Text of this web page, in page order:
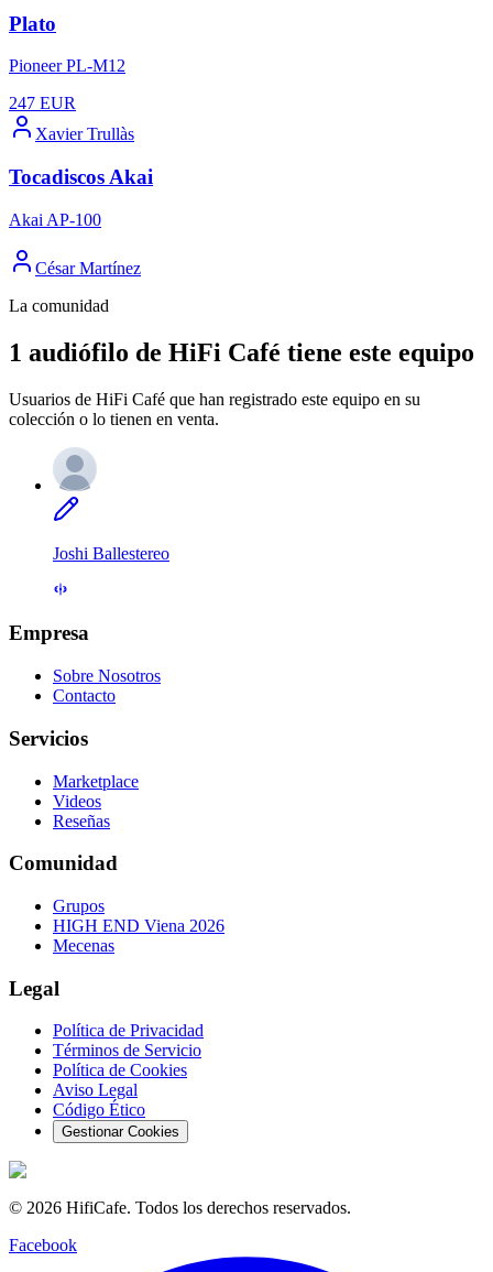
Plato
Pioneer PL-M12
247 EUR
Xavier Trullàs
Tocadiscos Akai
Akai AP-100
César Martínez
La comunidad
1 audiófilo de HiFi Café tiene este equipo
Usuarios de HiFi Café que han registrado este equipo en su
colección o lo tienen en venta.
Joshi Ballestereo
Empresa
Sobre Nosotros
Contacto
Servicios
Marketplace
Videos
Reseñas
Comunidad
Grupos
HIGH END Viena 2026
Mecenas
Legal
Política de Privacidad
Términos de Servicio
Política de Cookies
Aviso Legal
Código Ético
Gestionar Cookies
© 2026 HifiCafe. Todos los derechos reservados.
Facebook